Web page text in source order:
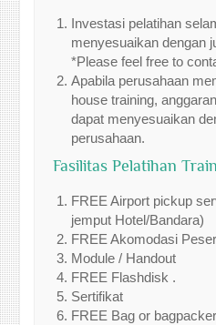
Investasi pelatihan
menyesuaikan dengan
*Please feel free to
Apabila perusahaan
house training,
dapat menyesuaikan
perusahaan.
Fasilitas Pelatihan
FREE Airport pickup
jemput Hotel/Bandara)
FREE Akomodasi
Module / Handout
FREE Flashdisk .
Sertifikat
FREE Bag or